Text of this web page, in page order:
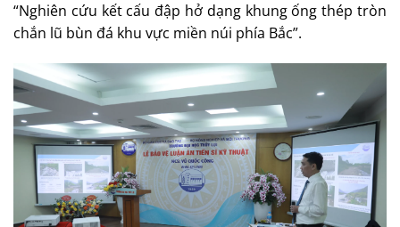
“Nghiên cứu kết cấu đập hở dạng khung ống thép tròn
chắn lũ bùn đá khu vực miền núi phía Bắc”.